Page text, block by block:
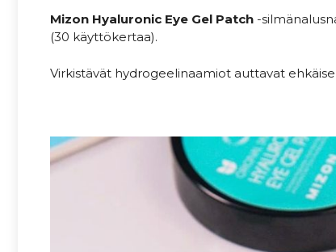
Mizon Hyaluronic Eye Gel Patch -
(30 käyttökertaa).
Virkistävät hydrogeelinaamiot auttavat